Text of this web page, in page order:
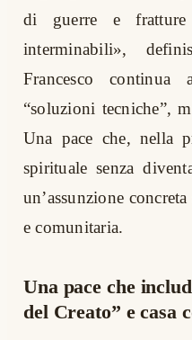
di guerre e fratture
interminabili»,
Francesco
“soluzioni tecniche”,
Una pace che, nella
spirituale senza
un’assunzione
e comunitaria.
Una pace che
del Creato” e casa